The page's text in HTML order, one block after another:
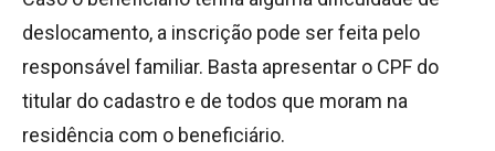
deslocamento, a inscrição pode ser feita pelo
responsável familiar. Basta apresentar o CPF do
titular do cadastro e de todos que moram na
residência com o beneficiário.